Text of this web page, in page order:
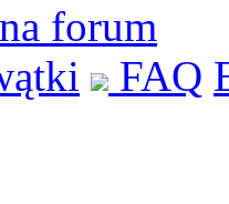
forum
FAQ